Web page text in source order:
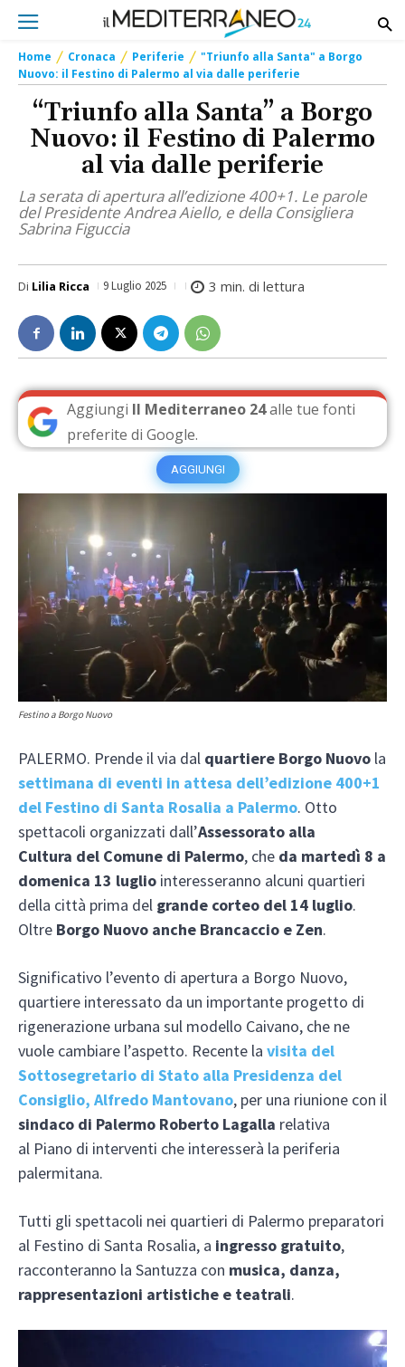
Home Cronaca Periferie
"Triunfo alla Santa" a Borgo
Nuovo: il Festino di Palermo al via dalle periferie
“Triunfo alla Santa” a Borgo
Nuovo: il Festino di Palermo
al via dalle periferie
La serata di apertura all’edizione 400+1. Le parole
del Presidente Andrea Aiello, e della Consigliera
Sabrina Figuccia
Di Lilia Ricca 9 Luglio 2025 3 min. di lettura
Aggiungi Il Mediterraneo 24alle tue fonti
preferite di Google.
AGGIUNGI
Festino a Borgo Nuovo
PALERMO. Prende il via dal quartiere Borgo Nuovo la
settimana di eventi in attesa dell’edizione 400+1
del Festino di Santa Rosalia a Palermo. Otto
spettacoli organizzati dall’Assessorato alla
Cultura del Comune di Palermo, che da martedì 8 a
domenica 13 luglio interesseranno alcuni quartieri
della città prima del grande corteo del 14 luglio.
Oltre Borgo Nuovo anche Brancaccio e Zen.
Significativo l’evento di apertura a Borgo Nuovo,
quartiere interessato da un importante progetto di
rigenerazione urbana sul modello Caivano, che ne
vuole cambiare l’aspetto. Recente la visita del
Sottosegretario di Stato alla Presidenza del
Consiglio, Alfredo Mantovano, per una riunione con il
sindaco di Palermo Roberto Lagalla relativa
al Piano di interventi che interesserà la periferia
palermitana.
Tutti gli spettacoli nei quartieri di Palermo preparatori
al Festino di Santa Rosalia, a ingresso gratuito,
racconteranno la Santuzza con musica, danza,
rappresentazioni artistiche e teatrali.